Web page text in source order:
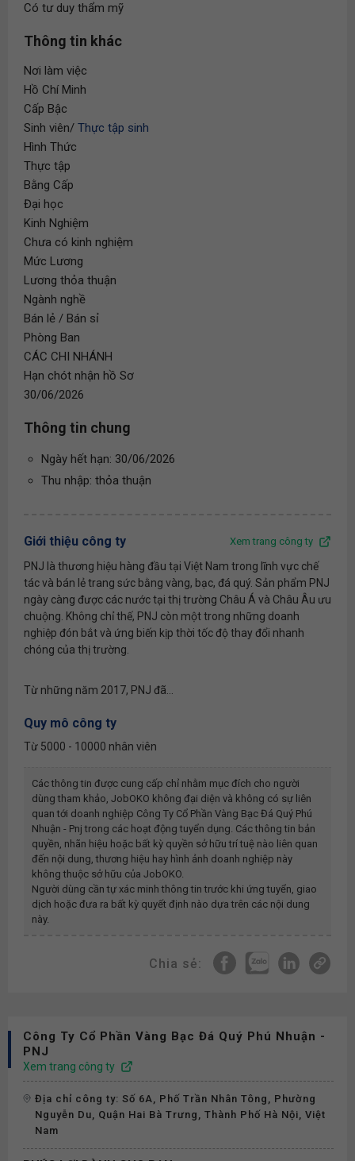
Có tư duy thẩm mỹ
Thông tin khác
Nơi làm việc
Hồ Chí Minh
Cấp Bậc
Sinh viên/ Thực tập sinh
Hình Thức
Thực tập
Bằng Cấp
Đại học
Kinh Nghiệm
Chưa có kinh nghiệm
Mức Lương
Lương thỏa thuận
Ngành nghề
Bán lẻ / Bán sỉ
Phòng Ban
CÁC CHI NHÁNH
Hạn chót nhận hồ Sơ
30/06/2026
Thông tin chung
Ngày hết hạn: 30/06/2026
Thu nhập: thỏa thuận
Giới thiệu công ty Xem trang công ty
PNJ là thương hiệu hàng đầu tại Việt Nam trong lĩnh vực chế
tác và bán lẻ trang sức bằng vàng, bạc, đá quý. Sản phẩm PNJ
ngày càng được các nước tại thị trường Châu Á và Châu Âu ưu
chuộng. Không chỉ thế, PNJ còn một trong những doanh
nghiệp đón bắt và ứng biến kịp thời tốc độ thay đổi nhanh
chóng của thị trường.
Từ những năm 2017, PNJ đã...
Quy mô công ty
Từ 5000 - 10000 nhân viên
Các thông tin được cung cấp chỉ nhằm mục đích cho người
dùng tham khảo, JobOKO không đại diện và không có sự liên
quan tới doanh nghiệp Công Ty Cổ Phần Vàng Bạc Đá Quý Phú
Nhuận - Pnj trong các hoạt động tuyển dụng. Các thông tin bản
quyền, nhãn hiệu hoặc bất kỳ quyền sở hữu trí tuệ nào liên quan
đến nội dung, thương hiệu hay hình ảnh doanh nghiệp này
không thuộc sở hữu của JobOKO.
Người dùng cần tự xác minh thông tin trước khi ứng tuyển, giao
dịch hoặc đưa ra bất kỳ quyết định nào dựa trên các nội dung
này.
Chia sẻ:
Công Ty Cổ Phần Vàng Bạc Đá Quý Phú Nhuận -
PNJ
Xem trang công ty
Địa chỉ công ty: Số 6A, Phố Trần Nhân Tông, Phường
Nguyễn Du, Quận Hai Bà Trưng, Thành Phố Hà Nội, Việt
Nam